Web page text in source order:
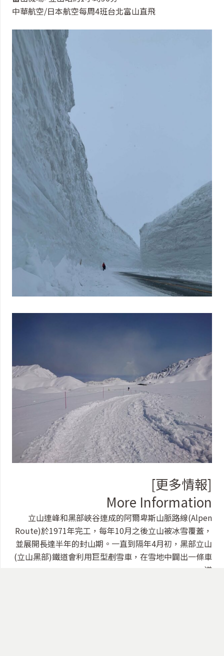
中華航空/日本航空每周4班台北富山直飛
[更多情報]
More Information
立山連峰和黑部峽谷連成的阿爾卑斯山脈路線(Alpen
Route)於1971年完工，每年10月之後立山被冰雪覆蓋，
並展開長達半年的封山期。一直到隔年4月初，黑部立山
(立山黑部)鐵道會利用巨型剷雪車，在雪地中闢出一條車
道